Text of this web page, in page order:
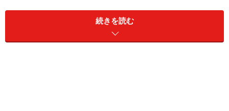
へ。その、傾向と対策を４つの論点でお届けします。
続きを読む